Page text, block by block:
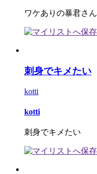
ワケありの暴君さん
刺身でキメたい
kotti
kotti
刺身でキメたい